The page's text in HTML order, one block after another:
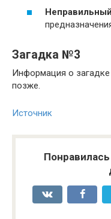
Загадка №3
Информация о
позже.
Источник